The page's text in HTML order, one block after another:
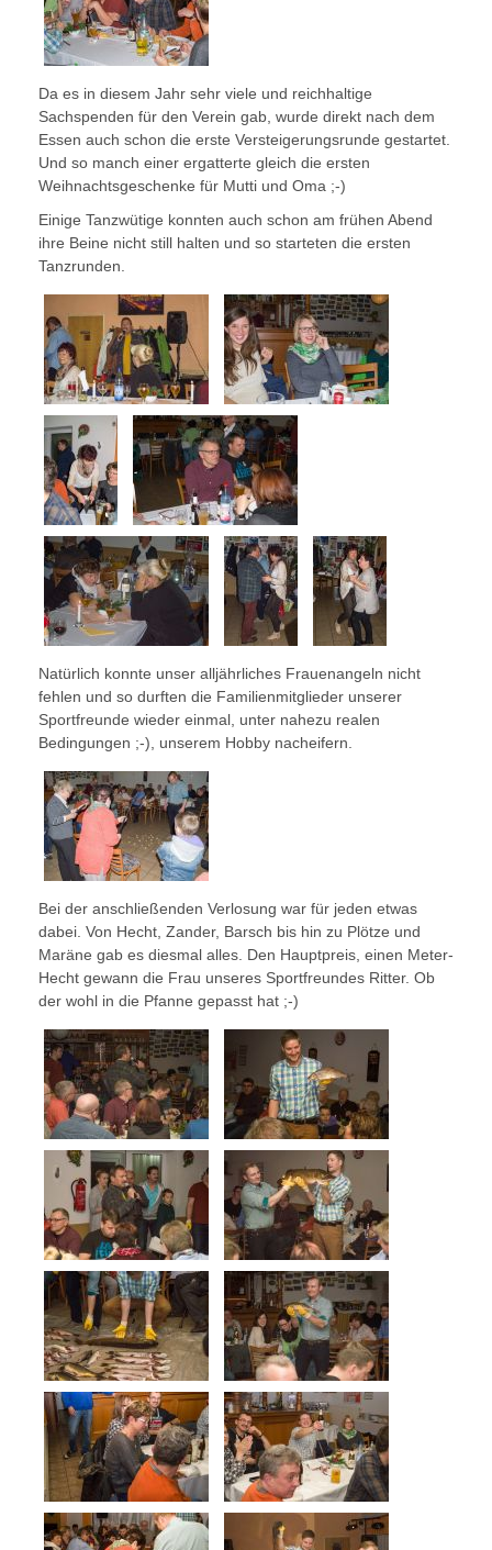
Da es in diesem Jahr sehr viele und reichhaltige
Sachspenden für den Verein gab, wurde direkt nach dem
Essen auch schon die erste Versteigerungsrunde gestartet.
Und so manch einer ergatterte gleich die ersten
Weihnachtsgeschenke für Mutti und Oma ;-)
Einige Tanzwütige konnten auch schon am frühen Abend
ihre Beine nicht still halten und so starteten die ersten
Tanzrunden.
Natürlich konnte unser alljährliches Frauenangeln nicht
fehlen und so durften die Familienmitglieder unserer
Sportfreunde wieder einmal, unter nahezu realen
Bedingungen ;-), unserem Hobby nacheifern.
Bei der anschließenden Verlosung war für jeden etwas
dabei. Von Hecht, Zander, Barsch bis hin zu Plötze und
Maräne gab es diesmal alles. Den Hauptpreis, einen Meter-
Hecht gewann die Frau unseres Sportfreundes Ritter. Ob
der wohl in die Pfanne gepasst hat ;-)